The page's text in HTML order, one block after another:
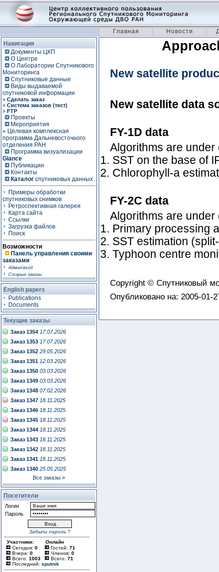
Главная Новости
Навигация
Документы ЦКП
О Центре
О Лаборатории Спутникового
Мониторинга
Спутниковые данные
Виды выдаваемой
спутниковой информации
» Сделать заказ
» Система заказов (тест)
» FTP
Проекты
Мероприятия
» Целевая комплексная
программа Дальневосточного
отделения РАН
Программа визуализации
Glance
Публикации
Контакты
Каталог спутниковых данных
Примеры обработки
спутниковых снимков
Ретроспективная галерея
Карта сайта
Ссылки
Загрузка файлов
Поиск
Возможности
Панель управления своими
заказами
Админ/вход
Старые заказы
English papers
Publications
Documents
Текущие заказы
Заказ 1354 17.07.2026
Заказ 1353 17.07.2026
Заказ 1352 29.05.2026
Заказ 1351 12.03.2026
Заказ 1350 03.03.2026
Заказ 1349 03.03.2026
Заказ 1348 07.02.2026
Заказ 1347 18.11.2025
Заказ 1346 18.11.2025
Заказ 1345 18.11.2025
Заказ 1344 18.11.2025
Заказ 1343 18.11.2025
Заказ 1342 18.11.2025
Заказ 1341 18.11.2025
Заказ 1340 25.05.2025
Все заказы »
Посетители
Логин
Пароль
Забыли пароль ?
Участники:
Сегодня: 0
Вчера: 0
Всего: 1003
Онлайн
Гостей: 71
Членов: 0
Всего: 71
Последний: sputnik
New satellite
New satellite data
FY-1D data
Algorithms are
1. SST on the base of
2. Chlorophyll-a
FY-2C data
Algorithms are
1. Primary processing
2. SST estimation
3. Typhoon centre
Copyright © Спутниковый
Опубликовано на: 2005-01-